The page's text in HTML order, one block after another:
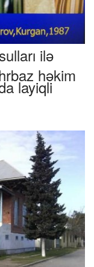
ilə
həkim
layiqli